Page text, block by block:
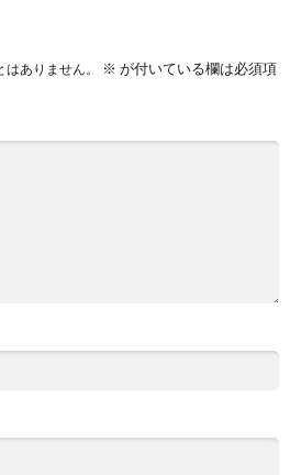
ありません。 ※ が付いている欄は必須項